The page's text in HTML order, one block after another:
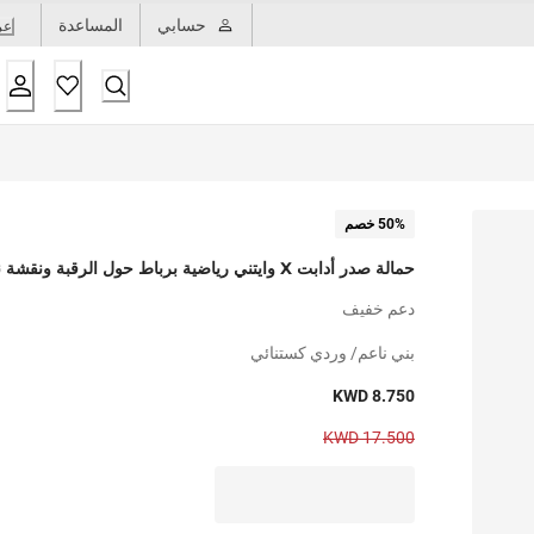
حسابي المساعدة
50% خصم
حمالة صدر أدابت X وايتني رياضية برباط حول الرقبة ونقشة نقاط
دعم خفيف
بني ناعم/ وردي كستنائي
KWD 8.750
KWD 17.500